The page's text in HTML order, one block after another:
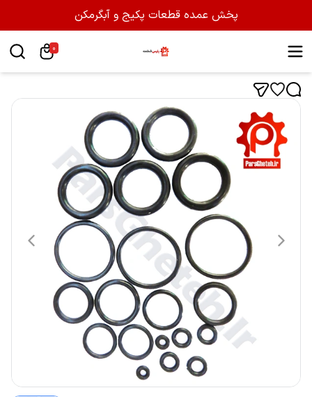
پخش عمده قطعات پکیج و آبگرمکن
0